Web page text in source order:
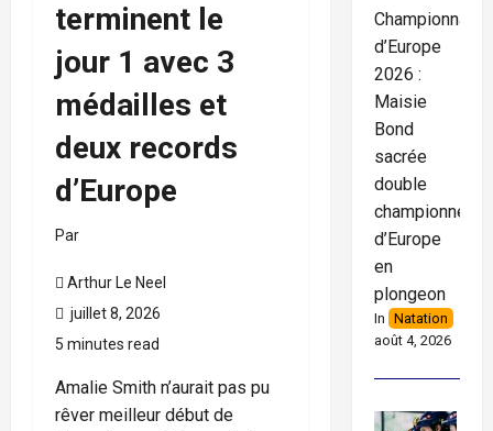
terminent le
jour 1 avec 3
médailles et
deux records
d’Europe
Par
Arthur Le Neel
juillet 8, 2026
5 minutes read
Amalie Smith n’aurait pas pu
rêver meilleur début de
Championnats
d’Europe
2026 :
Maisie
Bond
sacrée
double
championne
d’Europe
en
plongeon
In Natation
août 4, 2026